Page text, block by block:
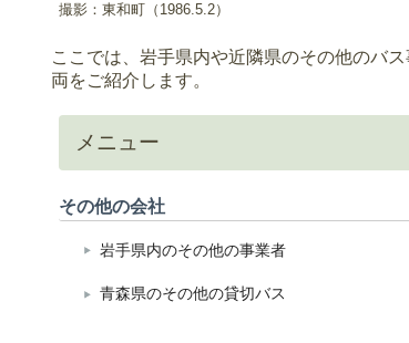
撮影：東和町（1986.5.2）
ここでは、岩手県内や近隣県のその他のバ
両をご紹介します。
メニュー
その他の会社
岩手県内のその他の事業者
青森県のその他の貸切バス